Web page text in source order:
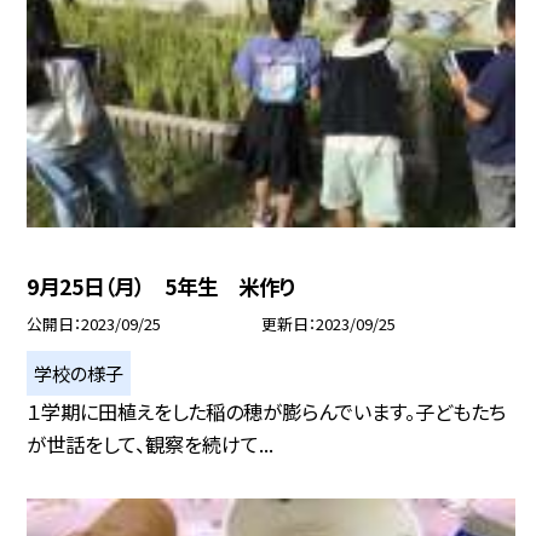
9月25日（月） 5年生 米作り
公開日 2023/09/25 更新日 2023/09/25
学校の様子
１学期に田植えをした稲の穂が膨らんでいます。子どもたち
が世話をして、観察を続けて...